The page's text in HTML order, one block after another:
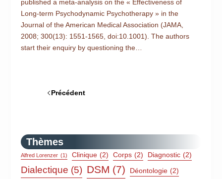
published a meta-analysis on the « Effectiveness of
Long-term Psychodynamic Psychotherapy » in the
Journal of the American Medical Association (JAMA,
2008; 300(13): 1551-1565, doi:10.1001). The authors
start their enquiry by questioning the…
Précédent
Thèmes
Alfred Lorenzer (1) Clinique (2) Corps (2) Diagnostic (2)
Dialectique (5) DSM (7) Déontologie (2)